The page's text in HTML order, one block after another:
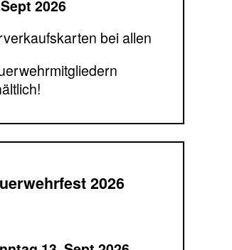
2026
bei allen
2026